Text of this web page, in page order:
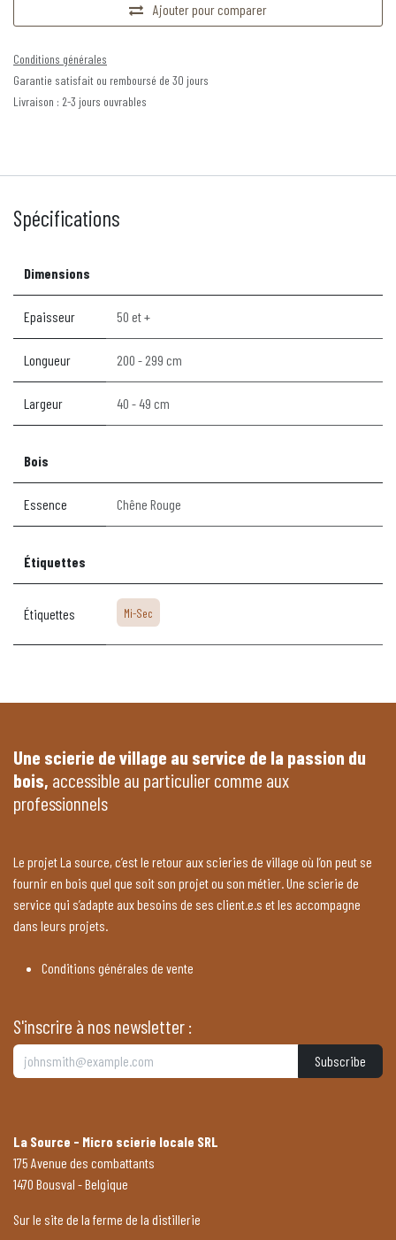
Ajouter pour comparer
Conditions générales
Garantie satisfait ou remboursé de 30 jours
Livraison : 2-3 jours ouvrables
Spécifications
Dimensions
Epaisseur 50 et +
Longueur 200 - 299 cm
Largeur 40 - 49 cm
Bois
Essence Chêne Rouge
Étiquettes
Étiquettes Mi-Sec
Une scierie de village au service de la passion du
bois, accessible au particulier comme aux
professionnels
Le projet La source, c’est le retour aux scieries de village où l’on peut se
fournir en bois quel que soit son projet ou son métier. Une scierie de
service qui s’adapte aux besoins de ses client.e.s et les accompagne
dans leurs projets.
Conditions générales de vente
S'inscrire à nos newsletter :
Subscribe
La Source - Micro scierie locale SRL
175 Avenue des combattants
1470 Bousval - Belgique
Sur le site de la ferme de la distillerie